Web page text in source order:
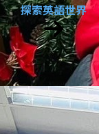
探索英語世界